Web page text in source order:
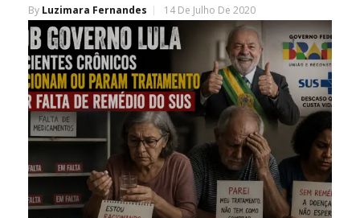
By Luzimara Fernandes 14 De Julho De 2020